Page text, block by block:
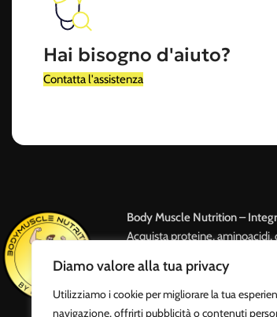
Diamo valore alla tua privacy
Utilizziamo i cookie per migliorare la tua
navigazione, offrirti pubblicità o contenuti
Hai bisogno d'aiuto?
Contatta l'assistenza
Body Muscle Nutrition –
Acquista proteine,
con spedizione rapida e
attivo 24/7 e punto vendita a